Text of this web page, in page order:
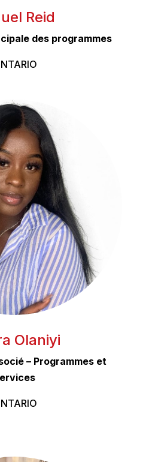
Reid
des programmes
Olaniyi
– Programmes et